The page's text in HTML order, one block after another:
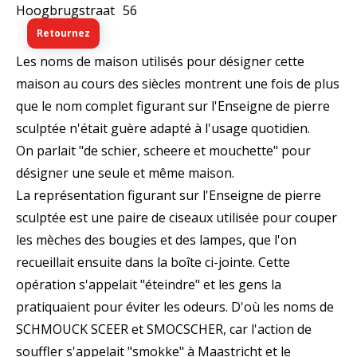
Hoogbrugstraat 56
Retournez
Les noms de maison utilisés pour désigner cette
maison au cours des siècles montrent une fois de plus
que le nom complet figurant sur l'Enseigne de pierre
sculptée n'était guère adapté à l'usage quotidien.
On parlait "de schier, scheere et mouchette" pour
désigner une seule et même maison.
La représentation figurant sur l'Enseigne de pierre
sculptée est une paire de ciseaux utilisée pour couper
les mèches des bougies et des lampes, que l'on
recueillait ensuite dans la boîte ci-jointe. Cette
opération s'appelait "éteindre" et les gens la
pratiquaient pour éviter les odeurs. D'où les noms de
SCHMOUCK SCEER et SMOCSCHER, car l'action de
souffler s'appelait "smokke" à Maastricht et le